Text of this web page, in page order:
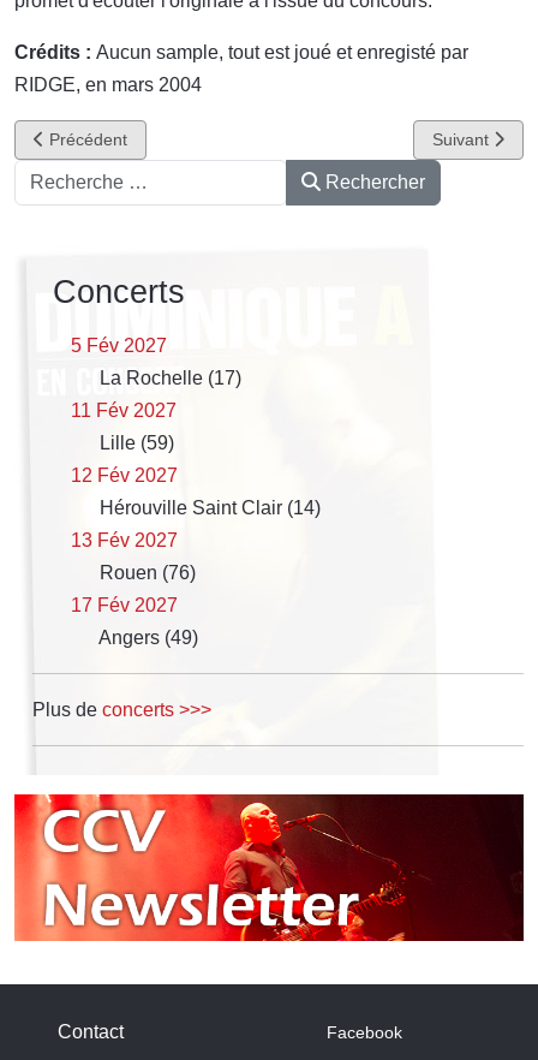
Crédits : Aucun sample, tout est joué et enregisté par
RIDGE, en mars 2004
Article précédent : Arnaud Bourge et Yann Picard
Précédent Article
Suivant
Rechercher Rechercher
Concerts
5 Fév 2027
La Rochelle (17)
11 Fév 2027
Lille (59)
12 Fév 2027
Hérouville Saint Clair (14)
13 Fév 2027
Rouen (76)
17 Fév 2027
Angers (49)
Plus de concerts >>>
Contact Facebook